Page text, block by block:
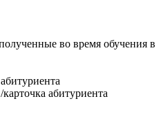
во время обучения в
абитуриента